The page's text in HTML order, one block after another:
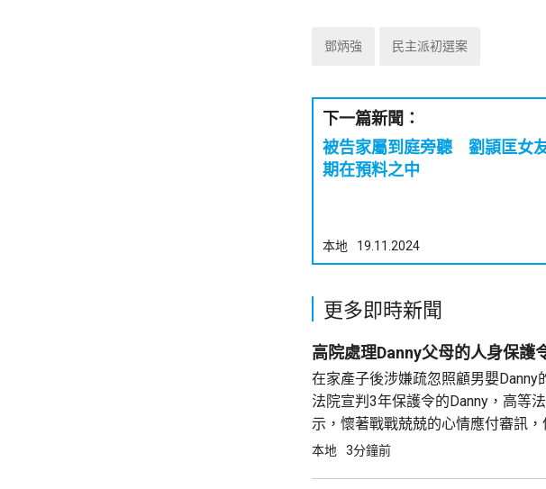
鄧炳強 民主派初選案
下一篇新聞：
被告家屬到庭旁聽 劉頴匡女
期在預料之中
本地 19.11.2024
更多即時新聞
高院處理Danny父母的人身保
在家產子後涉嫌疏忽照顧男嬰
法院宣判3年保護令的Danny，高等
示，懷著戰戰兢兢的心情應付審訊
早前表示，每星期只可到收容所探
本地 3分鐘前